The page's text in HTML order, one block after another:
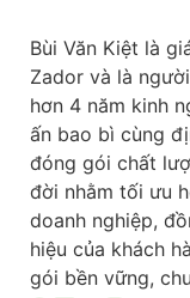
Bùi Văn Kiệt là
Zador và là
hơn 4 năm kinh
ấn bao bì cùng
đóng gói chất
đời nhằm tối ưu
doanh nghiệp,
hiệu của khách
gói bền vững,